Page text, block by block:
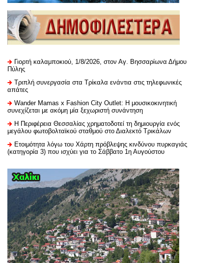
Γιορτή καλαμποκιού, 1/8/2026, στον Αγ. Βησσαρίωνα Δήμου
Πύλης
Τριπλή συνεργασία στα Τρίκαλα ενάντια στις τηλεφωνικές
απάτες
Wander Mamas x Fashion City Outlet: Η μουσικοκινητική
συνεχίζεται με ακόμη μία ξεχωριστή συνάντηση
H Περιφέρεια Θεσσαλίας χρηματοδοτεί τη δημιουργία ενός
μεγάλου φωτοβολταϊκού σταθμού στο Διαλεκτό Τρικάλων
Ετοιμότητα λόγω του Χάρτη πρόβλεψης κινδύνου πυρκαγιάς
(κατηγορία 3) που ισχύει για το Σάββατο 1η Αυγούστου